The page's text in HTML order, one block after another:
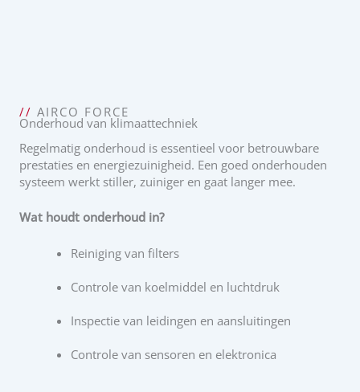
// AIRCO FORCE
Onderhoud van klimaattechniek
Regelmatig onderhoud is essentieel voor betrouwbare
prestaties en energiezuinigheid. Een goed onderhouden
systeem werkt stiller, zuiniger en gaat langer mee.
Wat houdt onderhoud in?
Reiniging van filters
Controle van koelmiddel en luchtdruk
Inspectie van leidingen en aansluitingen
Controle van sensoren en elektronica